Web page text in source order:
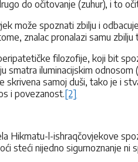
do očitovanje (zuhur), i to
može spoznati zbilju i
znalac pronalazi samu
filozofije, koji bit
smatra iluminacijskim
skrivena samoj duši, tako je i
i povezanost.[2]
Hikmatu-l-ishraqčovjekove
steći nijedno sigurnoznanje ni